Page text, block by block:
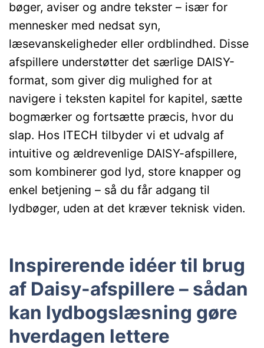
bøger, aviser og andre tekster – især for
mennesker med nedsat syn,
læsevanskeligheder eller ordblindhed. Disse
afspillere understøtter det særlige DAISY-
format, som giver dig mulighed for at
navigere i teksten kapitel for kapitel, sætte
bogmærker og fortsætte præcis, hvor du
slap. Hos ITECH tilbyder vi et udvalg af
intuitive og ældrevenlige DAISY-afspillere,
som kombinerer god lyd, store knapper og
enkel betjening – så du får adgang til
lydbøger, uden at det kræver teknisk viden.
Inspirerende idéer til brug
af Daisy-afspillere – sådan
kan lydbogslæsning gøre
hverdagen lettere